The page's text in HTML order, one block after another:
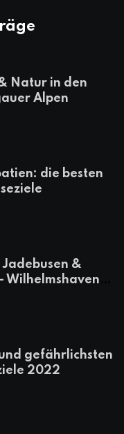
Natur in den
Alpen
die besten
&
Wilhelmshaven
gefährlichsten
2022